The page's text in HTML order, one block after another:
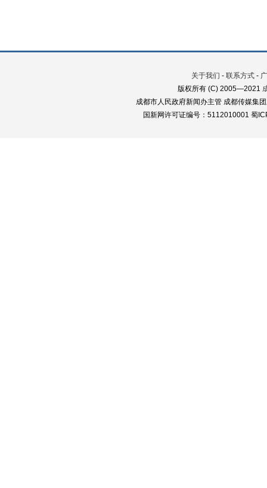
关于我们 - 联系方式 -
版权所有 (C) 2005—2021
成都市人民政府新闻办主管 成都传媒集
国新网许可证编号：5112010001 蜀